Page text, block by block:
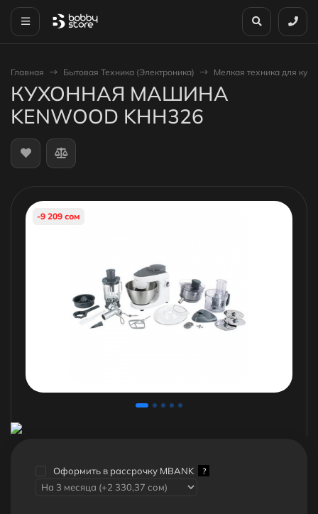
Главная Бытовая Техника (Электроника) Мелкая техника для
КУХОННАЯ МАШИНА
KENWOOD KHH326
-9 209 сом
Оформить в рассрочку MBANK ?